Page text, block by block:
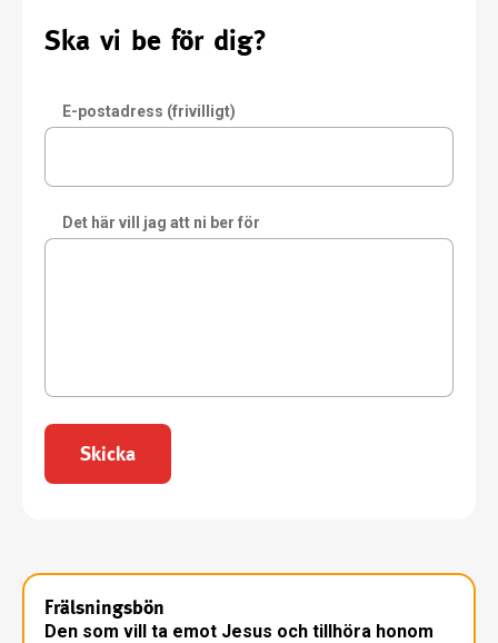
Ska vi be för dig?
E-postadress (frivilligt)
Det här vill jag att ni ber för
Skicka
Frälsningsbön
Den som vill ta emot Jesus och tillhöra honom